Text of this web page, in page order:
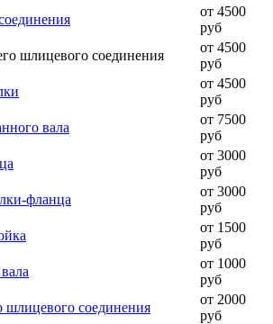
от 4500
руб
шлицевого соединения
от 4500
руб
от 4500
руб
вала
от 7500
руб
от 3000
руб
фланца
от 3000
руб
от 1500
руб
от 1000
руб
шлицевого соединения
от 2000
руб